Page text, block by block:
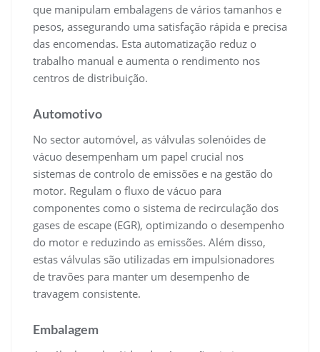
que manipulam embalagens de vários tamanhos e
pesos, assegurando uma satisfação rápida e precisa
das encomendas. Esta automatização reduz o
trabalho manual e aumenta o rendimento nos
centros de distribuição.
Automotivo
No sector automóvel, as válvulas solenóides de
vácuo desempenham um papel crucial nos
sistemas de controlo de emissões e na gestão do
motor. Regulam o fluxo de vácuo para
componentes como o sistema de recirculação dos
gases de escape (EGR), optimizando o desempenho
do motor e reduzindo as emissões. Além disso,
estas válvulas são utilizadas em impulsionadores
de travões para manter um desempenho de
travagem consistente.
Embalagem